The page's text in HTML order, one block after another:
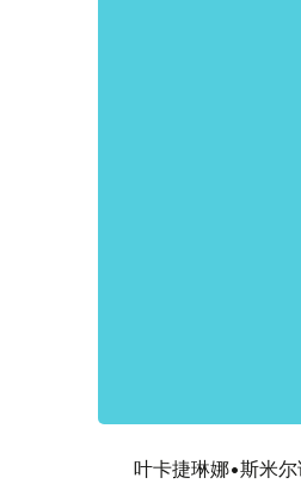
叶卡捷琳娜•斯米